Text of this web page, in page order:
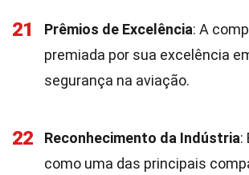
21 Prêmios de Excelência: A
premiada por sua excelência
segurança na aviação.
22 Reconhecimento da Indústria:
como uma das principais